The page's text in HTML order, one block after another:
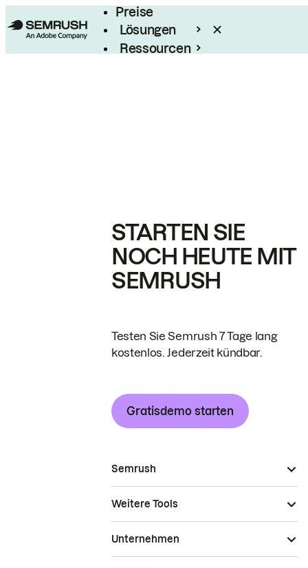
Preise
Lösungen
Ressourcen
STARTEN SIE
NOCH HEUTE MIT
SEMRUSH
Testen Sie Semrush 7 Tage lang
kostenlos. Jederzeit kündbar.
Gratisdemo starten
Semrush
Weitere Tools
Unternehmen